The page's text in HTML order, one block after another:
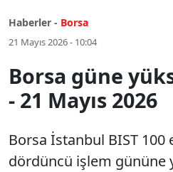
Haberler - Borsa
21 Mayıs 2026 - 10:04
Borsa güne
- 21 Mayıs 2026
Borsa İstanbul BIST 100
dördüncü işlem gününe